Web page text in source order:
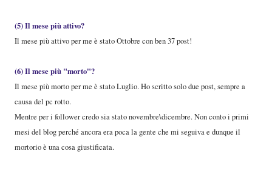
(5) Il mese più attivo?
Il mese più attivo per me è stato Ottobre con ben 37 post!
(6) Il mese più "morto"?
Il mese più morto per me è stato Luglio. Ho scritto solo due post, sempre a
causa del pc rotto.
Mentre per i follower credo sia stato novembre\dicembre. Non conto i primi
mesi del blog perché ancora era poca la gente che mi seguiva e dunque il
mortorio è una cosa giustificata.